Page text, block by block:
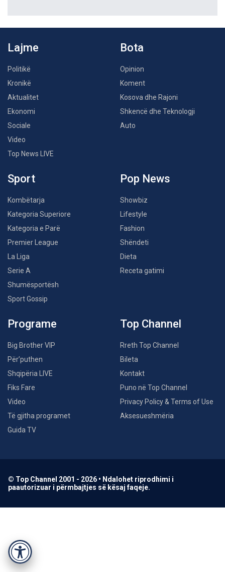
Accessibility
Lajme
Politikë
Kronikë
Aktualitet
Ekonomi
Sociale
Video
Top News LIVE
Bota
Opinion
Koment
Kosova dhe Rajoni
Shkencë dhe Teknologji
Auto
Sport
Kombëtarja
Kategoria Superiore
Kategoria e Parë
Premier League
La Liga
Serie A
Shumësportësh
Sport Gossip
Pop News
Showbiz
Lifestyle
Fashion
Shëndeti
Dieta
Receta gatimi
Programe
Big Brother VIP
Për’puthen
Shqipëria LIVE
Fiks Fare
Video
Të gjitha programet
Guida TV
Top Channel
Rreth Top Channel
Bileta
Kontakt
Puno në Top Channel
Privacy Policy & Terms of Use
Aksesueshmëria
© Top Channel 2001 - 2026 • Ndalohet riprodhimi i
paautorizuar i përmbajtjes së kësaj faqeje.